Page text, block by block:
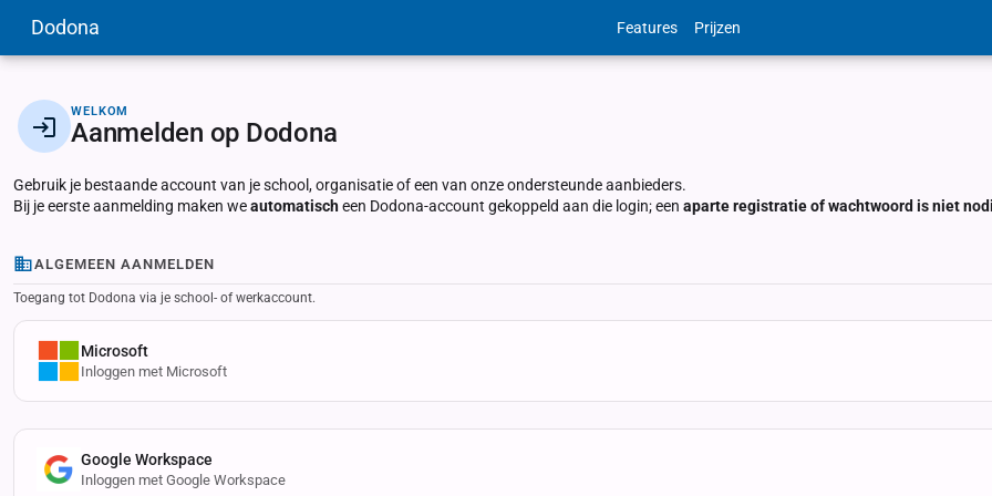
Dodona Features Prijzen
WELKOM
Aanmelden op Dodona
Gebruik je bestaande account van je school, organisatie of een van onze ondersteunde aanbieders.
Bij je eerste aanmelding maken weautomatischeen Dodona-account gekoppeld aan die login; een aparte registratie of wachtwoord is niet
ALGEMEEN AANMELDEN
Toegang tot Dodona via je school- of werkaccount.
Microsoft
Inloggen met Microsoft
Google Workspace
Inloggen met Google Workspace